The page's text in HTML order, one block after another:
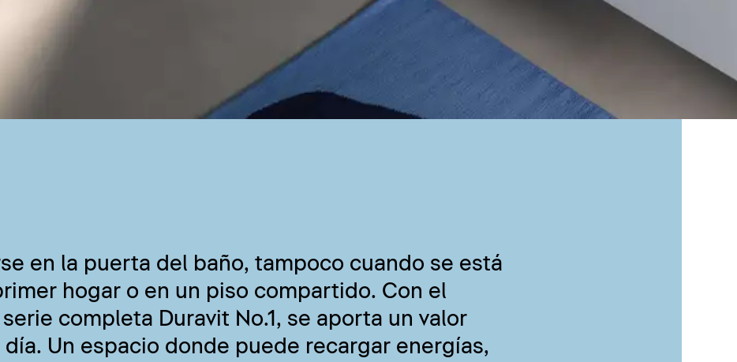
en la puerta del baño, tampoco cuando se está
hogar o en un piso compartido. Con el
completa Duravit No.1, se aporta un valor
Un espacio donde puede recargar energías,